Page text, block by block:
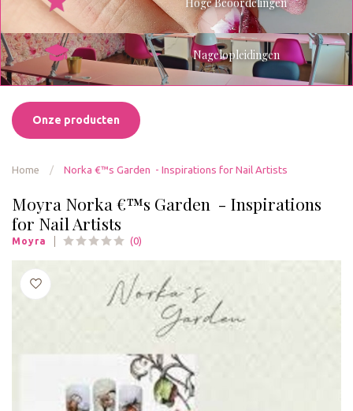
Nagelopleidingen
Onze producten
Home / Norka €™s Garden - Inspirations for Nail Artists
Moyra Norka €™s Garden - Inspirations
for Nail Artists
Moyra (0)